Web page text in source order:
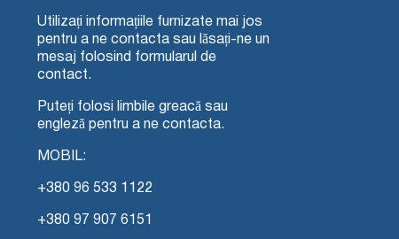
Utilizați informațiile furnizate mai jos
pentru a ne contacta sau lăsați-ne un
mesaj folosind formularul de
contact.
Puteți folosi limbile greacă sau
engleză pentru a ne contacta.
MOBIL:
+380 96 533 1122
+380 97 907 6151